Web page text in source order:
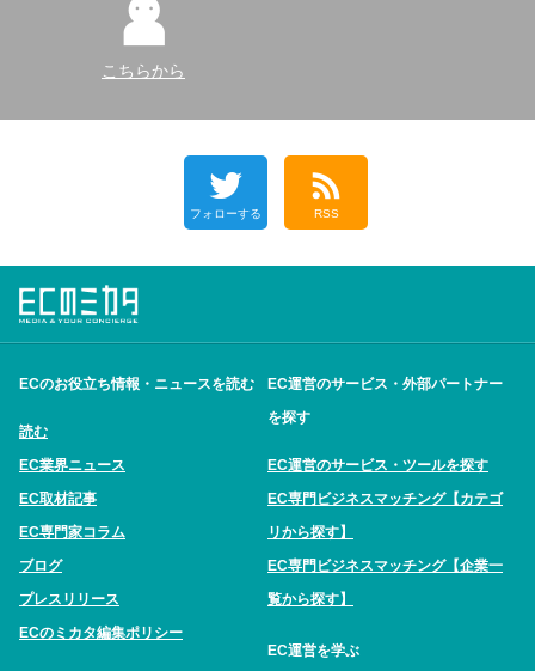
こちらから
フォローする RSS
ECのお役立ち情報・ニュースを読む
読む
EC業界ニュース
EC取材記事
EC専門家コラム
ブログ
プレスリリース
ECのミカタ編集ポリシー
EC運営のサービス・外部パートナー
を探す
EC運営のサービス・ツールを探す
EC専門ビジネスマッチング【カテゴ
リから探す】
EC専門ビジネスマッチング【企業一
覧から探す】
EC運営を学ぶ